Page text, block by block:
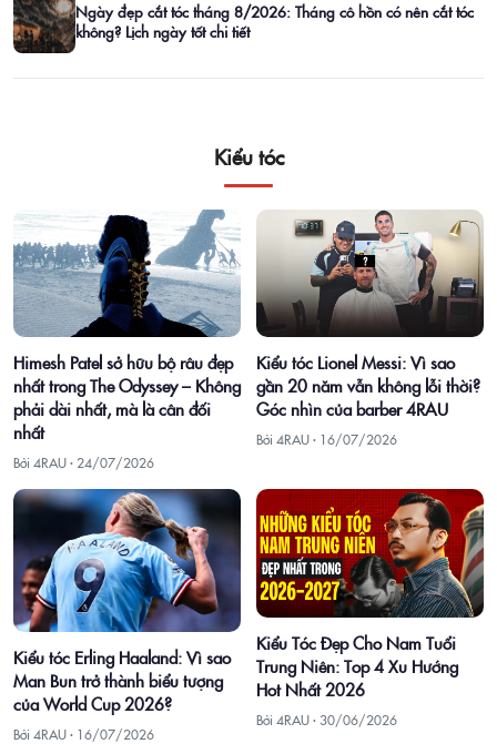
Ngày đẹp cắt tóc tháng 8/2026: Tháng cô hồn có nên cắt tóc
không? Lịch ngày tốt chi tiết
Kiểu tóc
Himesh Patel sở hữu bộ râu đẹp
nhất trong The Odyssey – Không
phải dài nhất, mà là cân đối
nhất
Bởi 4RAU · 24/07/2026
Kiểu tóc Lionel Messi: Vì sao
gần 20 năm vẫn không lỗi thời?
Góc nhìn của barber 4RAU
Bởi 4RAU · 16/07/2026
Kiểu tóc Erling Haaland: Vì sao
Man Bun trở thành biểu tượng
của World Cup 2026?
Bởi 4RAU · 16/07/2026
Kiểu Tóc Đẹp Cho Nam Tuổi
Trung Niên: Top 4 Xu Hướng
Hot Nhất 2026
Bởi 4RAU · 30/06/2026